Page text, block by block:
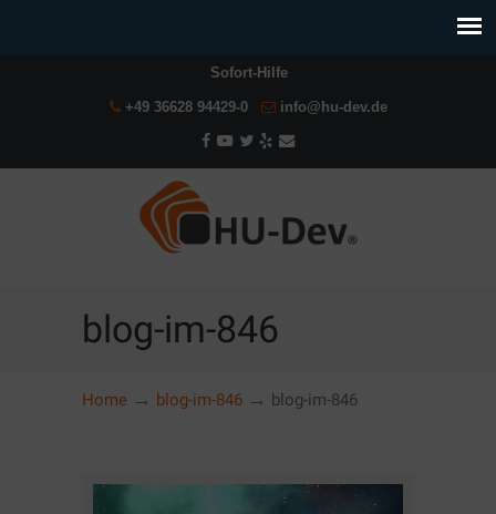
Sofort-Hilfe
+49 36628 94429-0 info@hu-dev.de
blog-im-846
Home → blog-im-846 → blog-im-846